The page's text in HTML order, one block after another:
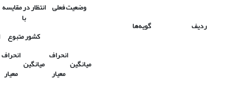
ردیف گویه‌ها
وضعیت فعلی انتظار در مقایسه
با
کشور متبوع
میانگین
انحراف
معیار
میانگین
انحراف
معیار